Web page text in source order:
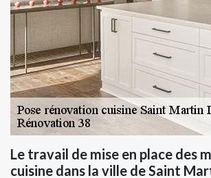
Le travail de mise en place des
cuisine dans la ville de Saint